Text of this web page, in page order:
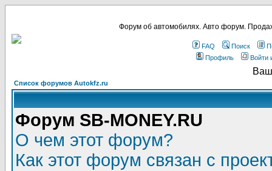
Форум об автомобилях. Авто форум.
FAQ Поиск
Профиль
Войти
Список форумов Autokfz.ru
Форум SB-MONEY.RU
О чем этот форум?
Как этот форум связан с